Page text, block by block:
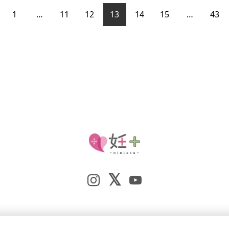
1 … 11 12 13 14 15 … 43